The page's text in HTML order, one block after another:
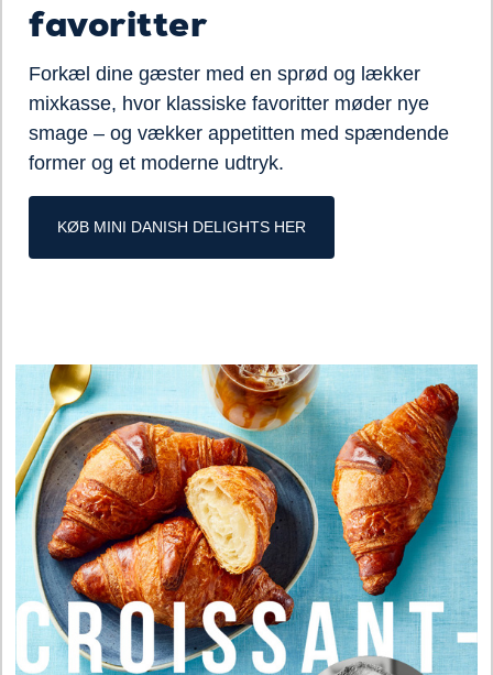
favoritter
Forkæl dine gæster med en sprød og lækker
mixkasse, hvor klassiske favoritter møder nye
smage – og vækker appetitten med spændende
former og et moderne udtryk.
KØB MINI DANISH DELIGHTS HER